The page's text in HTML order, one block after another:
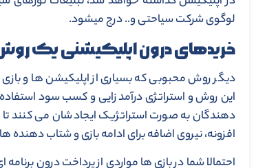
لوگوی شرکت سیاحتی و.. درج میشود.
خریدهای درون اپلیکیشنی یک روش
دیگر روش محبوبی که بسیاری از اپلیکیشن ها و بازی
این روش و استراتژی درآمد زایی و کسب سود
دهندگان به صورت استراتژیک ایجادشان می کنند تا
افزونه، نیروی اضافه برای ادامه بازی و شتاب دهنده
احتمالا شما در بازی ها مواردی از پرداخت درون